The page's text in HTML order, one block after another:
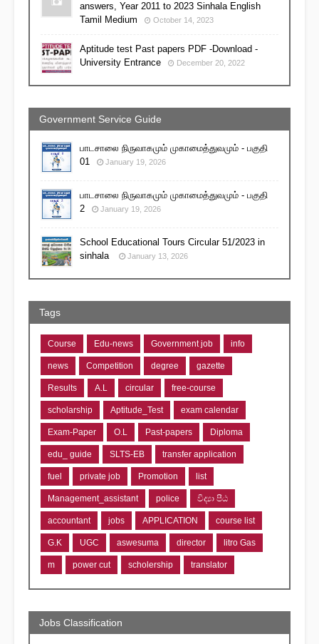
answers, Year 2011 to 2023 Sinhala English
Tamil Medium
October 14, 2023
Aptitude test Past papers PDF -Download -
University Entrance
December 20, 2022
Government Service Guide
பாடசாலை நிருவாகமும் முகாமைத்துவமும் - பகுதி
01
January 19, 2026
பாடசாலை நிருவாகமும் முகாமைத்துவமும் - பகுதி
2
January 19, 2026
School Educational Tours Circular 51/2023 in
sinhala
January 13, 2026
Tags
Course Edu-news Government job info
news Competition degree gazette
Results A.L circular free-course
scholarship Aptitude_Test exam calendar
Exam-Paper O.L Past-papers Diploma
edu_ guide SLTS-EB transfer application
fuel private job Promotion list
Management_assistant police විද්‍යා පීඨ
accountant jobs APPLICATION course list
G.K UGC aswesuma director litro Gas
m power cut scholership translator
Jobs Classification